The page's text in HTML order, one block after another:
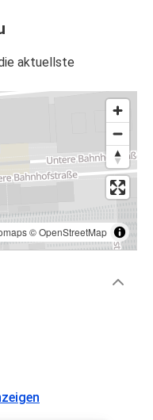
aktuellste
©OpenStreetMap